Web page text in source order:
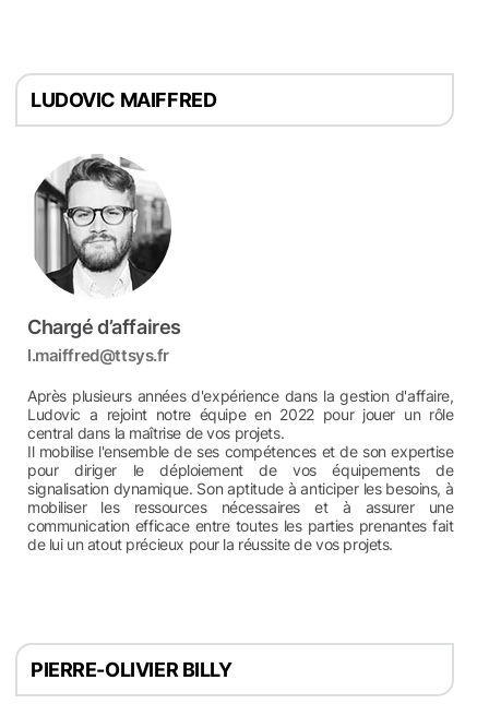
LUDOVIC MAIFFRED
Chargé d’affaires
l.maiffred@ttsys.fr
Après plusieurs années d'expérience dans la gestion d'affaire,
Ludovic a rejoint notre équipe en 2022 pour jouer un rôle
central dans la maîtrise de vos projets.
Il mobilise l'ensemble de ses compétences et de son expertise
pour diriger le déploiement de vos équipements de
signalisation dynamique. Son aptitude à anticiper les besoins, à
mobiliser les ressources nécessaires et à assurer une
communication efficace entre toutes les parties prenantes fait
de lui un atout précieux pour la réussite de vos projets.
PIERRE-OLIVIER BILLY